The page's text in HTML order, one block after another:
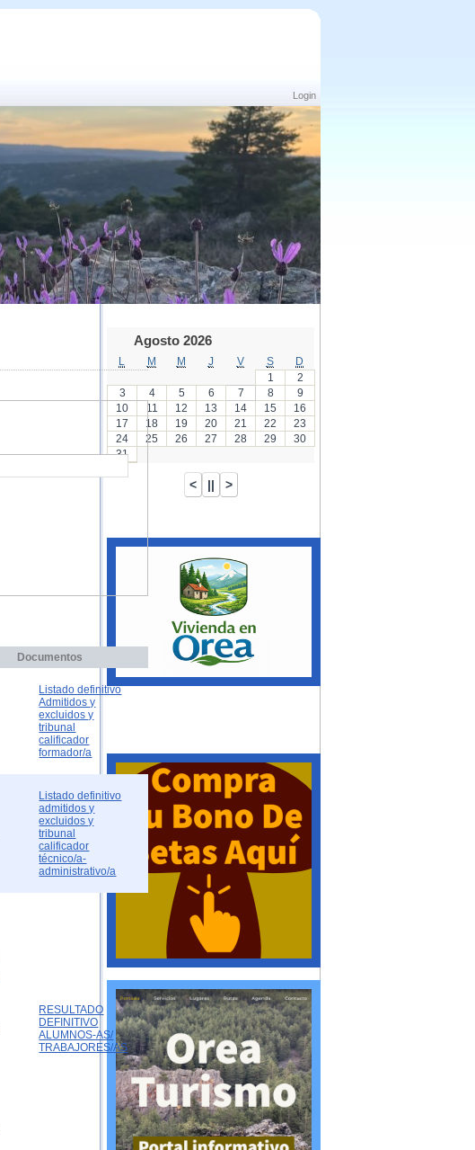
Login
Documentos
Listado definitivo
Admitidos y
excluidos y
tribunal
calificador
formador/a
Listado definitivo
admitidos y
excluidos y
tribunal
calificador
técnico/a-
administrativo/a
RESULTADO
DEFINITIVO
ALUMNOS-AS/
TRABAJORES/AS
Agosto 2026
M M J V S
D
1
2
3
4 5 6 7 8
9
10
11 12 13 14 15
16
17
18 19 20 21 22
23
24
25 26 27 28 29
30
31